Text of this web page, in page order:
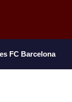
FC Barcelona